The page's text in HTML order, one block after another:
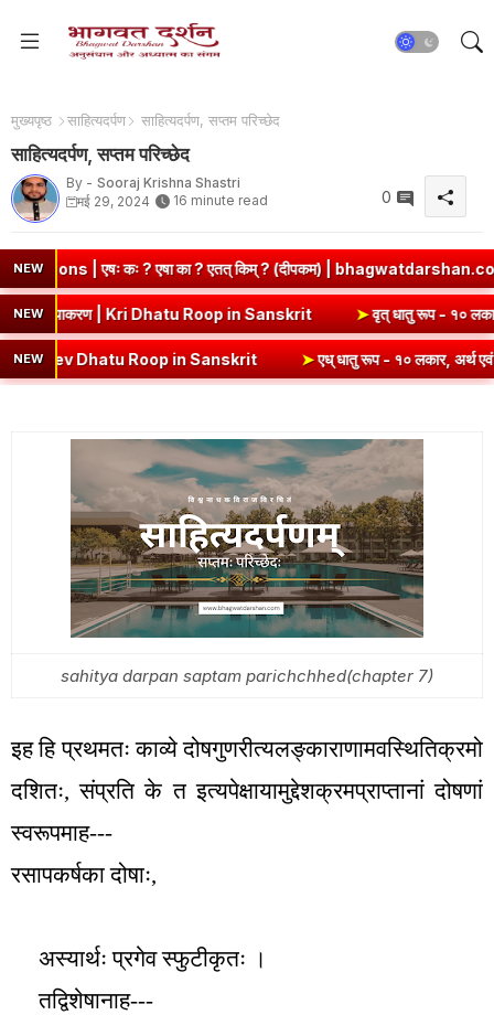
मुख्यपृष्ठ साहित्यदर्पण साहित्यदर्पण, सप्तम परिच्छेद
साहित्यदर्पण, सप्तम परिच्छेद
By - Sooraj Krishna Shastri
मई 29, 2024
16 minute read 0
NEW
एतत् किम् ? (दीपकम) | bhagwatdarshan.com ➤Class 6
NEW
रूप (उभयपदी) - १० लकार, अर्थ एवं व्याकरण | Kri Dhatu Roop in Sanskrit
NEWin Sanskrit ➤एध् धातु रूप - १० लकार, अर्थ एवं व्याकरण | Edh
sahitya darpan saptam parichchhed(chapter 7)
इह हि प्रथमतः काव्ये दोषगुणरीत्यलङ्काराणामवस्थितिक्रमो
दशितः,संप्रति के त इत्यपेक्षायामुद्देशक्रमप्राप्तानां दोषणां
स्वरूपमाह---
रसापकर्षका दोषाः,
अस्यार्थः प्रगेव स्फुटीकृतः ।
तद्विशेषानाह---